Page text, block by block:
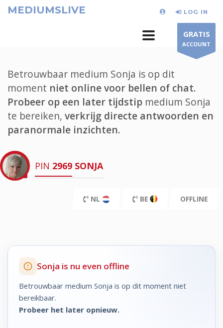
MEDIUMSLIVE LOG IN
GRATIS
ACCOUNT
Betrouwbaar medium Sonja is op dit
moment niet online voor bellen of chat.
Probeer op een later tijdstip medium Sonja
te bereiken, verkrijg directe antwoorden en
paranormale inzichten.
PIN 2969 SONJA
NL BE OFFLINE
Sonja is nu even offline
Betrouwbaar medium Sonja is op dit moment niet
bereikbaar.
Probeer het later opnieuw.